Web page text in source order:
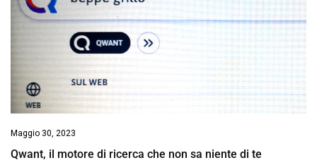
Maggio 30, 2023
Qwant, il motore di ricerca che non sa niente di te